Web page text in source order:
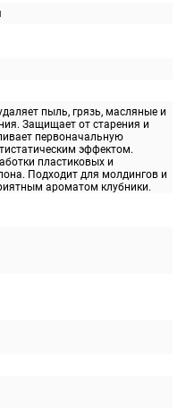
пыль, грязь, масляные и
Защищает от старения и
первоначальную
эффектом.
пластиковых и
Подходит для молдингов и
ароматом клубники.